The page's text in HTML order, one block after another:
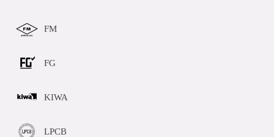
FM
FG
KIWA
LPCB